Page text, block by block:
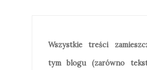
Wszystkie treści
tym blogu (zarówno